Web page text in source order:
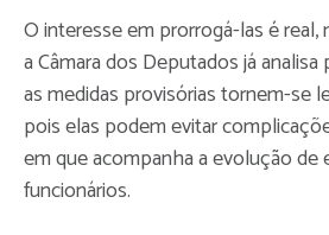
O interesse em prorrogá-las é real,
a Câmara dos Deputados já
as medidas provisórias tornem-se
pois elas podem evitar
em que acompanha a evolução de
funcionários.